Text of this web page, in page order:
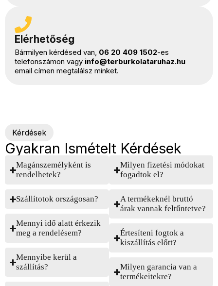
Elérhetőség
Bármilyen kérdésed van, 06 20 409 1502-es
telefonszámon vagy info@terburkolataruhaz.hu
email címen megtalálsz minket.
Kérdések
Gyakran Ismételt Kérdések
Magánszemélyként is
rendelhetek?
Szállítotok országosan?
Mennyi idő alatt érkezik
meg a rendelésem?
Mennyibe kerül a
szállítás?
Milyen fizetési módokat
fogadtok el?
A termékeknél bruttó
árak vannak feltűntetve?
Értesíteni fogtok a
kiszállítás előtt?
Milyen garancia van a
termékeitekre?